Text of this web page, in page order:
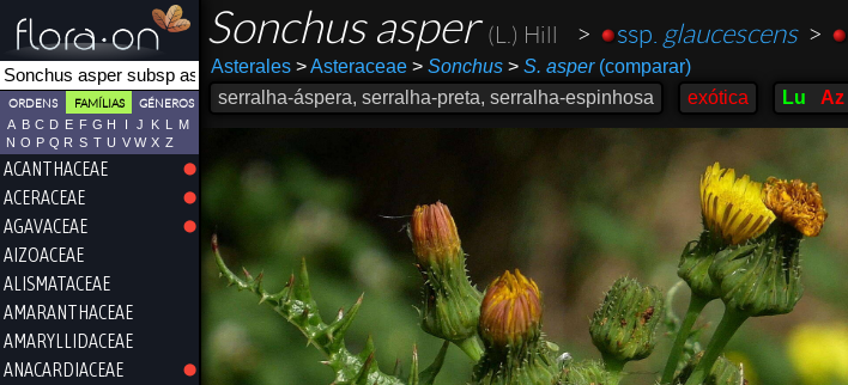
ORDENS FAMÍLIAS GÉNEROS
A B C D E F G H I J K L
M
N O P Q R S T U V W X Z
ACANTHACEAE
ACERACEAE
AGAVACEAE
AIZOACEAE
ALISMATACEAE
AMARANTHACEAE
AMARYLLIDACEAE
ANACARDIACEAE
Sonchus asper (L.) Hill > ssp. glaucescens>
Asterales >Asteraceae > Sonchus > S. asper(comparar)
serralha-áspera, serralha-preta, serralha-espinhosa
exótica Lu Az